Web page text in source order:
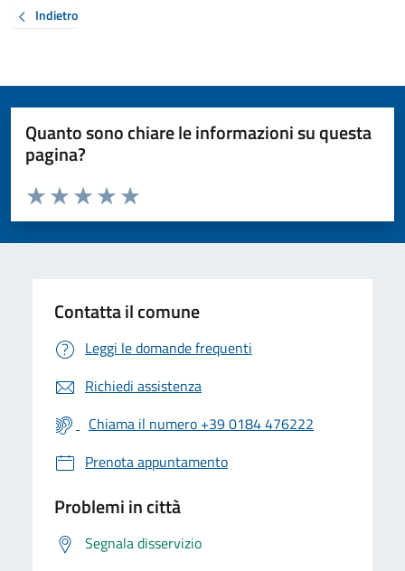
Indietro
Quanto sono chiare le informazioni su questa
pagina?
Valuta da 1 a 5 stelle la pagina
Valuta 5 stelle su 5
Valuta 4 stelle su 5
Valuta 3 stelle su 5
Valuta 2 stelle su 5
Valuta 1 stelle su 5
Contatta il comune
Leggi le domande frequenti
Richiedi assistenza
Chiama il numero +39 0184 476222
Prenota appuntamento
Problemi in città
Segnala disservizio